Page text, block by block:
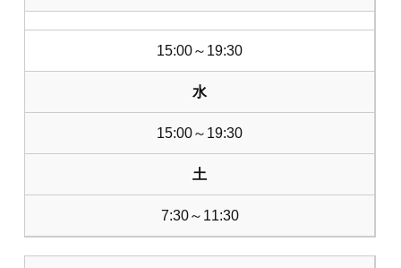
15:00～19:30
水
15:00～19:30
土
7:30～11:30